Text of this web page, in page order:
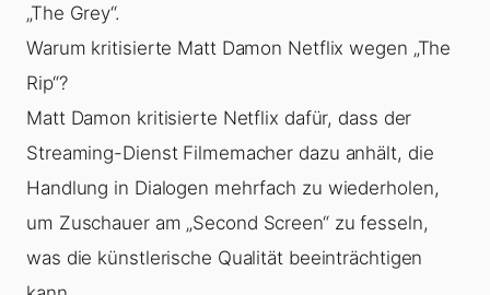
„The Grey“.
Warum kritisierte Matt Damon Netflix wegen „The
Rip“?
Matt Damon kritisierte Netflix dafür, dass der
Streaming-Dienst Filmemacher dazu anhält, die
Handlung in Dialogen mehrfach zu wiederholen,
um Zuschauer am „Second Screen“ zu fesseln,
was die künstlerische Qualität beeinträchtigen